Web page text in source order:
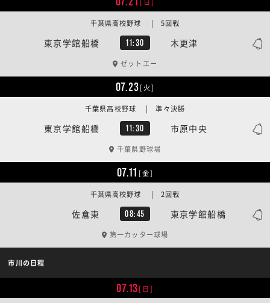
東京学館船橋 11:30 木更津
千葉県高校野球 | 5回戦
ゼットエー
07.23[火]
東京学館船橋 11:30 市原中央
千葉県高校野球 | 準々決勝
千葉県野球場
07.11 [金]
佐倉東 08:45 東京学館船橋
千葉県高校野球 | 2回戦
第一カッター球場
市川の日程
07.13[日]